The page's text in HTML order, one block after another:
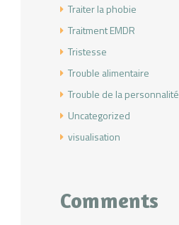
Traiter la phobie
Traitment EMDR
Tristesse
Trouble alimentaire
Trouble de la personnalité
Uncategorized
visualisation
Comments